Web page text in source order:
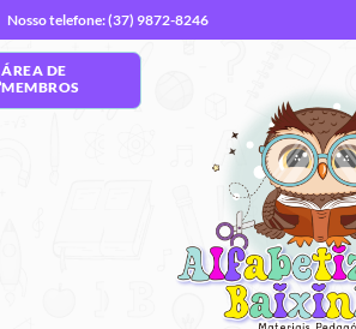
Nosso telefone: (37) 9872-8246
ÁREA DE
MEMBROS